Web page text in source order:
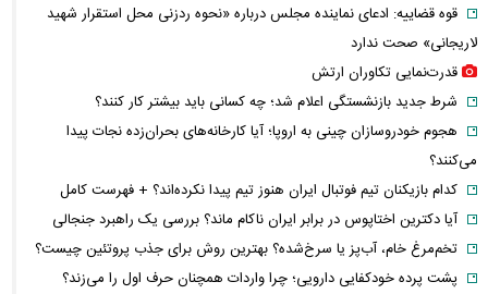
قوه قضاییه: ادعای نماینده مجلس درباره «نحوه ردزنی محل استقرار شهید
لاریجانی» صحت ندارد
قدرت‌نمایی تکاوران ارتش
شرط جدید بازنشستگی اعلام شد؛ چه کسانی باید بیشتر کار کنند؟
هجوم خودروسازان چینی به اروپا؛ آیا کارخانه‌های بحران‌زده نجات پیدا
می‌کنند؟
کدام بازیکنان تیم فوتبال ایران هنوز تیم پیدا نکرده‌اند؟ + فهرست کامل
آیا دکترین اختاپوس در برابر ایران ناکام ماند؟ بررسی یک راهبرد جنجالی
تخم‌مرغ خام، آب‌پز یا سرخ‌شده؟ بهترین روش برای جذب پروتئین چیست؟
پشت پرده خودکفایی دارویی؛ چرا واردات همچنان حرف اول را می‌زند؟